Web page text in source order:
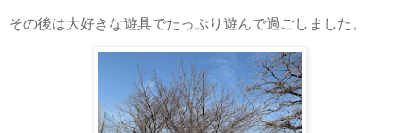
その後は大好きな遊具でたっぷり遊んで過ごしました。